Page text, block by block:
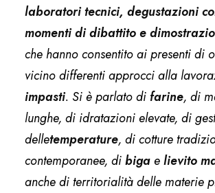
laboratori tecnici, degustazioni
momenti di dibattito e
che hanno consentito ai presenti di
vicino differenti approcci alla
impasti. Si è parlato di farine, di
lunghe, di idratazioni elevate, di
delletemperature, di cotture
contemporanee, dibigaelievito
anche di territorialità delle materie